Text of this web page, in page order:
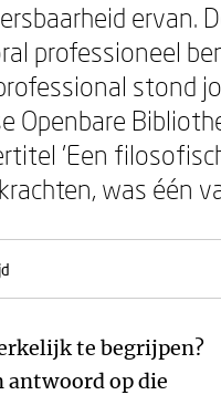
ervan.
professioneel
stond
Openbare
'Een
was één
te begrijpen?
antwoord op die